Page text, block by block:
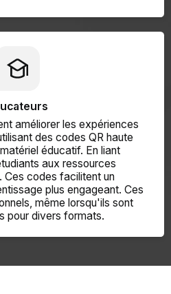
améliorer les expériences
des codes QR haute
éducatif. En liant
aux ressources
Ces codes facilitent un
plus engageant. Ces
même lorsqu'ils sont
pour divers formats.